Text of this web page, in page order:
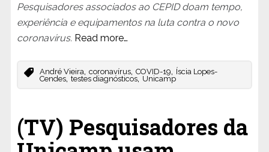
Pesquisadores associados ao CEPID doam tempo,
experiência e equipamentos na luta contra o novo
coronavírus. Read more…
André Vieira, coronavírus, COVID-19, Íscia Lopes-
Cendes, testes diagnósticos, Unicamp
(TV) Pesquisadores da